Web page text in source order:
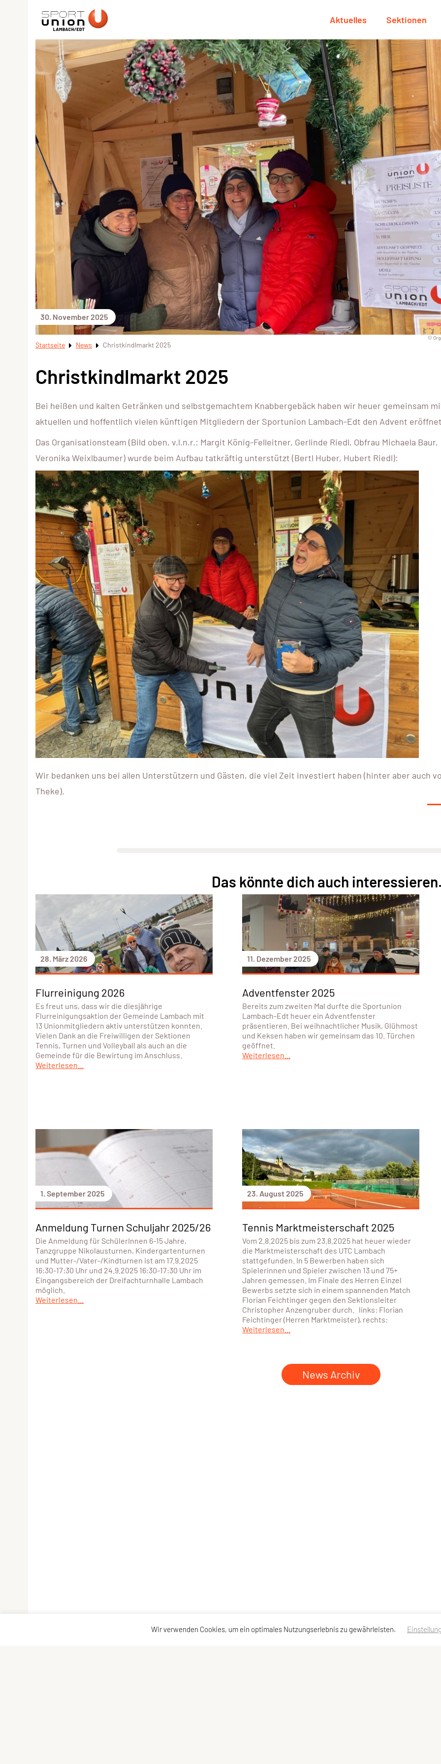
Aktuelles Sektionen
30. November 2025
©
Startseite News Christkindlmarkt 2025
Christkindlmarkt 2025
Bei heißen und kalten Getränken und selbstgemachtem Knabbergebäck haben wir heuer gemeinsam
aktuellen und hoffentlich vielen künftigen Mitgliedern der Sportunion Lambach-Edt den Advent
Das Organisationsteam (Bild oben, v.l.n.r.: Margit König-Felleitner, Gerlinde Riedl, Obfrau Michaela Baur,
Veronika Weixlbaumer) wurde beim Aufbau tatkräftig unterstützt (Bertl Huber, Hubert Riedl):
Wir bedanken uns bei allen Unterstützern und Gästen, die viel Zeit investiert haben (hinter aber auch
Theke).
Das könnte dich auch
28. März 2026
Flurreinigung 2026
Es freut uns, dass wir die diesjährige
Flurreinigungsaktion der Gemeinde Lambach mit
13 Unionmitgliedern aktiv unterstützen konnten.
Vielen Dank an die Freiwilligen der Sektionen
Tennis, Turnen und Volleyball als auch an die
Gemeinde für die Bewirtung im Anschluss.
Weiterlesen...
11. Dezember 2025
Adventfenster 2025
Bereits zum zweiten Mal durfte die Sportunion
Lambach-Edt heuer ein Adventfenster
präsentieren. Bei weihnachtlicher Musik, Glühmost
und Keksen haben wir gemeinsam das 10. Türchen
geöffnet.
Weiterlesen...
1. September 2025
Anmeldung Turnen Schuljahr 2025/26
Die Anmeldung für SchülerInnen 6-15 Jahre,
Tanzgruppe Nikolausturnen, Kindergartenturnen
und Mutter-/Vater-/Kindturnen ist am 17.9.2025
16:30-17:30 Uhr und 24.9.2025 16:30-17:30 Uhr im
Eingangsbereich der Dreifachturnhalle Lambach
möglich.
Weiterlesen...
23. August 2025
Tennis Marktmeisterschaft 2025
Vom 2.8.2025 bis zum 23.8.2025 hat heuer wieder
die Marktmeisterschaft des UTC Lambach
stattgefunden. In 5 Bewerben haben sich
Spielerinnen und Spieler zwischen 13 und 75+
Jahren gemessen. Im Finale des Herren Einzel
Bewerbs setzte sich in einem spannenden Match
Florian Feichtinger gegen den Sektionsleiter
Christopher Anzengruber durch. links: Florian
Feichtinger (Herren Marktmeister), rechts:
Weiterlesen...
News Archiv
Wir verwenden Cookies, um ein optimales Nutzungserlebnis zu gewährleisten.